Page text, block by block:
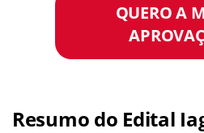
QUERO A
Resumo do Edital